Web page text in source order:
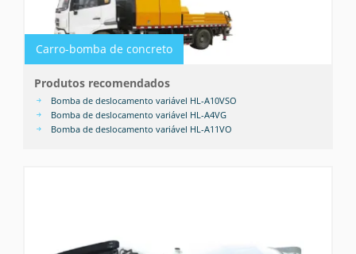
Carro-bomba de concreto
Produtos recomendados
Bomba de deslocamento variável HL-A10VSO
Bomba de deslocamento variável HL-A4VG
Bomba de deslocamento variável HL-A11VO